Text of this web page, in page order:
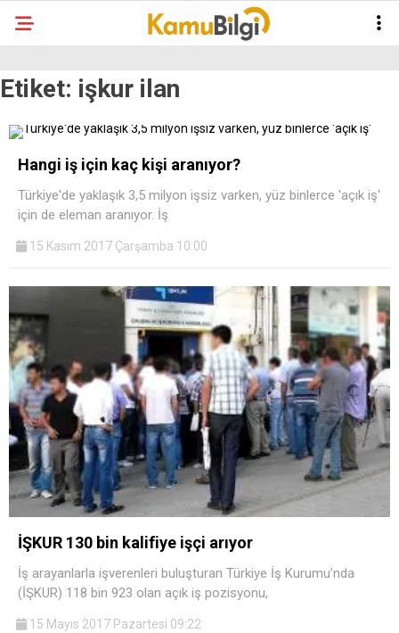
Etiket: işkur ilan
Hangi iş için kaç kişi aranıyor?
Türkiye'de yaklaşık 3,5 milyon işsiz varken, yüz binlerce 'açık iş'
için de eleman aranıyor. İş
15 Kasım 2017 Çarşamba 10:00
İŞKUR 130 bin kalifiye işçi arıyor
İş arayanlarla işverenleri buluşturan Türkiye İş Kurumu’nda
(İŞKUR) 118 bin 923 olan açık iş pozisyonu,
15 Mayıs 2017 Pazartesi 09:22